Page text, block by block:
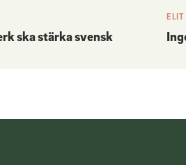
ska stärka svensk
ELIT